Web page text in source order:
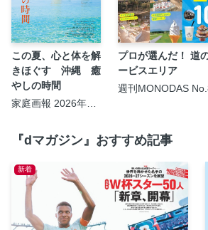
この夏、心と体を解
きほぐす 沖縄 癒
やしの時間
家庭画報 2026年09
プロが選んだ！ 道
ービスエリア
週刊MONODAS
『dマガジン』おすすめ記事
新着